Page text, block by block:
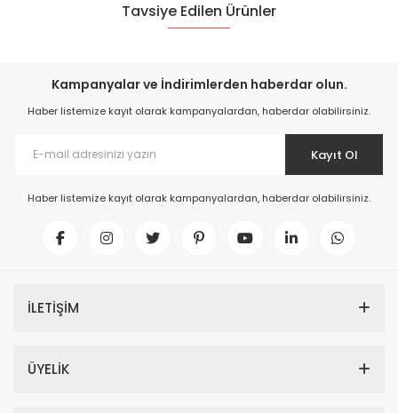
Tavsiye Edilen Ürünler
TÜKENDİ
Kampanyalar ve İndirimlerden haberdar olun.
Haber listemize kayıt olarak kampanyalardan, haberdar olabilirsiniz.
Kayıt Ol
Haber listemize kayıt olarak kampanyalardan, haberdar olabilirsiniz.
İLETİŞİM
ÜYELİK